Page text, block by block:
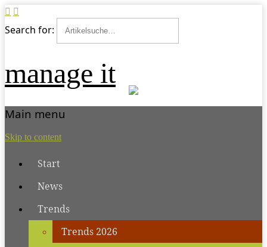
Search for:
manage it
Main menu
Skip to content
Start
News
Trends
Trends 2026